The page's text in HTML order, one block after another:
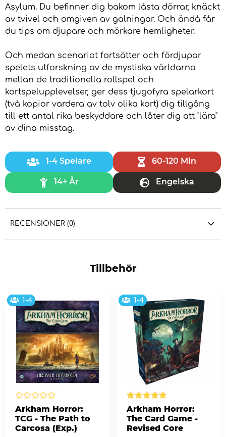
Asylum. Du befinner dig bakom låsta dörrar, knäckt
av tvivel och omgiven av galningar. Och ändå får
du tips om djupare och mörkare hemligheter.
Och medan scenariot fortsätter och fördjupar
spelets utforskning av de mystiska världarna
mellan de traditionella rollspel och
kortspelupplevelser, ger dess tjugofyra spelarkort
(två kopior vardera av tolv olika kort) dig tillgång
till ett antal rika beskyddare och låter dig att "lära"
av dina misstag.
1-4 Spelare 60-120 Min
14+ År Engelska
RECENSIONER (0)
Tillbehör
1-4
Arkham Horror:
TCG - The Path to
Carcosa (Exp.)
1-4
Arkham Horror:
The Card Game -
Revised Core